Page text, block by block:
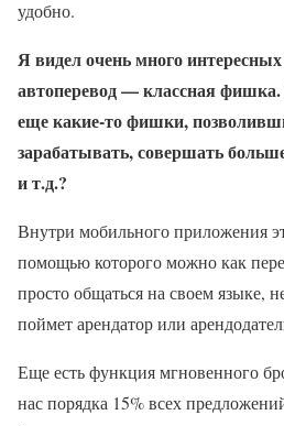
удобно.
Я видел очень много
автоперевод — классная
еще какие-то фишки,
зарабатывать, совершать
и т.д.?
Внутри мобильного приложения
помощью которого можно как
просто общаться на своем языке,
поймет арендатор или
Еще есть функция мгновенного
нас порядка 15% всех